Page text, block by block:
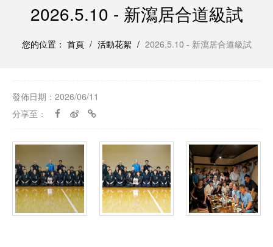
2026.5.10 - 新瀉居合道級試
您的位置： 首頁 / 活動花絮 / 2026.5.10 - 新瀉居合道級試
發佈日期：2026/06/11
分享至：